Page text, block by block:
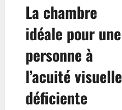
La chambre
idéale pour une
personne à
l’acuité visuelle
déficiente